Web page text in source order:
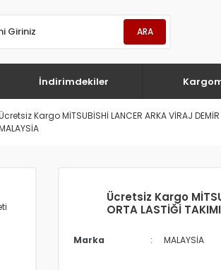
ARA
İndirimdekiler
Kargo MİTSUBİSHİ LANCER ARKA VİRAJ
Ücretsiz Kargo
ORTA LASTİĞİ
Marka MALAYSİA